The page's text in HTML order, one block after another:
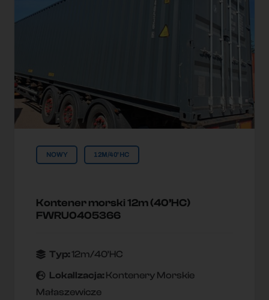
NOWY 12M/40'HC
Kontener morski 12m (40’HC)
FWRU0405366
Typ:12m/40'HC
Lokallzacja: Kontenery Morskie
Małaszewicze